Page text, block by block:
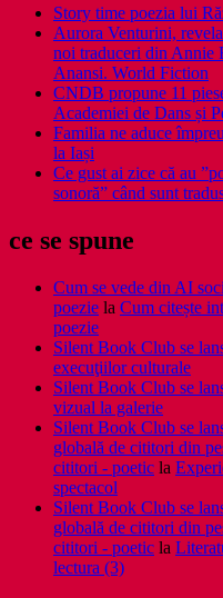
Story time poezia lui
Aurora Venturini,
noi traduceri din Annie
Anansi. World Fiction
CNDB propune 11
Academiei de Dans și
Familia ne aduce
la Iași
Ce gust ai zice că au
sonoră” când sunt
ce se spune
Cum se vede din AI
poezie la Cum citește
poezie
Silent Book Club se
execuţiilor culturale
Silent Book Club se
vizual la galerie
Silent Book Club se
globală de cititori din
cititori - poetic la
spectacol
Silent Book Club se
globală de cititori din
cititori - poetic la
lectura (3)